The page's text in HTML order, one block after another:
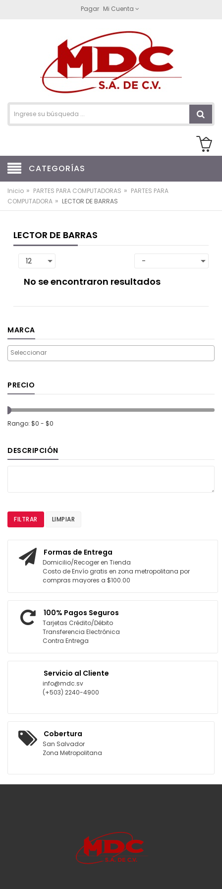
Pagar Mi Cuenta
CATEGORÍAS
Inicio » PARTES PARA COMPUTADORAS » PARTES PARA
COMPUTADORA » LECTOR DE BARRAS
LECTOR DE BARRAS
No se encontraron resultados
MARCA
PRECIO
Rango: $0 - $0
DESCRIPCIÓN
FILTRAR LIMPIAR
Formas de Entrega
Domicilio/Recoger en Tienda
Costo de Envío gratis en zona metropolitana por
compras mayores a $100.00
100% Pagos Seguros
Tarjetas Crédito/Débito
Transferencia Electrónica
Contra Entrega
Servicio al Cliente
info@mdc.sv
(+503) 2240-4900
Cobertura
San Salvador
Zona Metropolitana